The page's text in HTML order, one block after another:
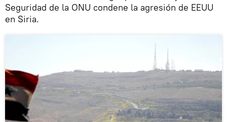
Seguridad de la ONU condene la agresión de EEUU
en Siria.